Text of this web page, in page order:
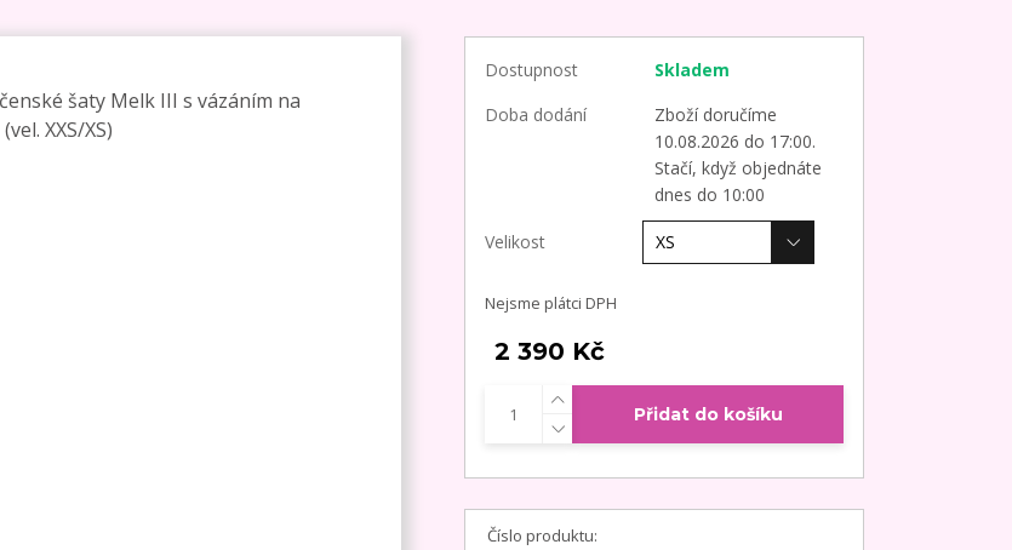
Dostupnost
Skladem
Doba dodání
Zboží doručíme
10.08.2026 do 17:00.
Stačí, když objednáte
dnes do 10:00
Velikost
Nejsme plátci DPH
2 390 Kč
Přidat do košíku
Číslo produktu: